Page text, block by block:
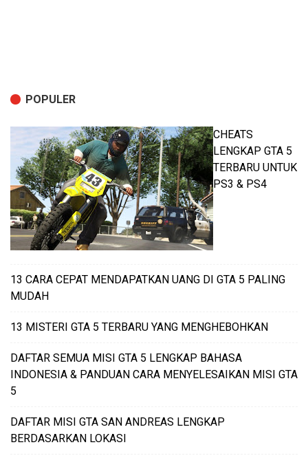
POPULER
CHEATS
LENGKAP GTA 5
TERBARU UNTUK
PS3 & PS4
13 CARA CEPAT MENDAPATKAN UANG DI GTA 5 PALING
MUDAH
13 MISTERI GTA 5 TERBARU YANG MENGHEBOHKAN
DAFTAR SEMUA MISI GTA 5 LENGKAP BAHASA
INDONESIA & PANDUAN CARA MENYELESAIKAN MISI GTA
5
DAFTAR MISI GTA SAN ANDREAS LENGKAP
BERDASARKAN LOKASI